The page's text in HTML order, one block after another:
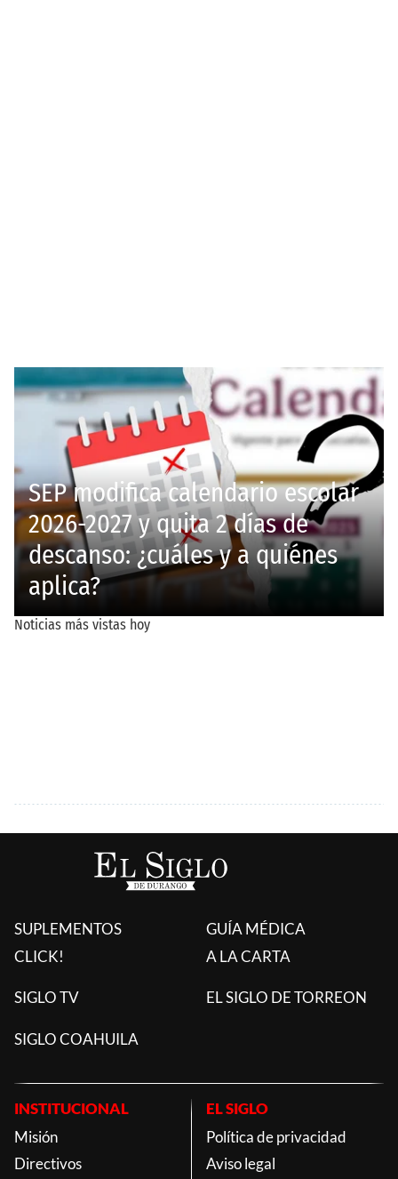
SUPLEMENTOS
CLICK!
GUÍA MÉDICA
A LA CARTA
SIGLO TV EL SIGLO DE TORREON
SIGLO COAHUILA
INSTITUCIONAL
Misión
Directivos
EL SIGLO
Política de privacidad
Aviso legal